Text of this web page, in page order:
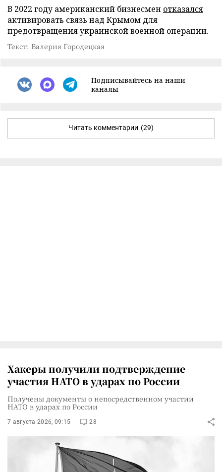
В 2022 году американский бизнесмен отказался
активировать связь над Крымом для
предотвращения украинской военной операции.
Текст: Валерия Городецкая
Подписывайтесь на наши
каналы
Читать комментарии (29)
Хакеры получили подтверждение
участия НАТО в ударах по России
Получены документы о непосредственном участии
НАТО в ударах по России
7 августа 2026, 09:15 28